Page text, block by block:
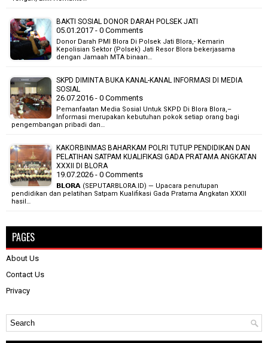
BAKTI SOSIAL DONOR DARAH POLSEK JATI
05.01.2017 - 0 Comments
Donor Darah PMI Blora Di Polsek Jati Blora,- Kemarin
Kepolisian Sektor (Polsek) Jati Resor Blora bekerjasama
dengan Jamaah MTA binaan…
SKPD DIMINTA BUKA KANAL-KANAL INFORMASI DI MEDIA
SOSIAL
26.07.2016 - 0 Comments
Pemanfaatan Media Sosial Untuk SKPD Di Blora Blora,–
Informasi merupakan kebutuhan pokok setiap orang bagi
pengembangan pribadi dan…
KAKORBINMAS BAHARKAM POLRI TUTUP PENDIDIKAN DAN
PELATIHAN SATPAM KUALIFIKASI GADA PRATAMA ANGKATAN
XXXII DI BLORA
19.07.2026 - 0 Comments
𝗕𝗟𝗢𝗥𝗔 (SEPUTARBLORA.ID) — Upacara penutupan
pendidikan dan pelatihan Satpam Kualifikasi Gada Pratama Angkatan XXXII
hasil…
PAGES
About Us
Contact Us
Privacy